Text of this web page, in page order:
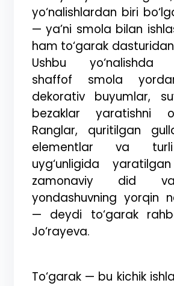
yo‘nalishlardan biri
— ya’ni smola bilan
ham to‘garak dasturidan
Ushbu yo‘nalishda
shaffof smola
dekorativ buyumlar,
bezaklar yaratishni
Ranglar, quritilgan
elementlar va
uyg‘unligida
zamonaviy did
yondashuvning yorqin
— deydi to‘garak
Jo‘rayeva.
To‘garak — bu kichik